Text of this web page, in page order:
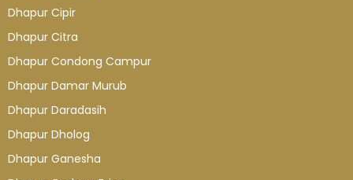
Dhapur Cipir
Dhapur Citra
Dhapur Condong Campur
Dhapur Damar Murub
Dhapur Daradasih
Dhapur Dholog
Dhapur Ganesha